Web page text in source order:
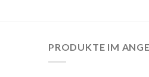
PRODUKTE IM